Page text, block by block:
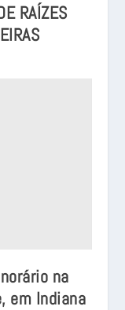
RAÍZES
na
em Indiana